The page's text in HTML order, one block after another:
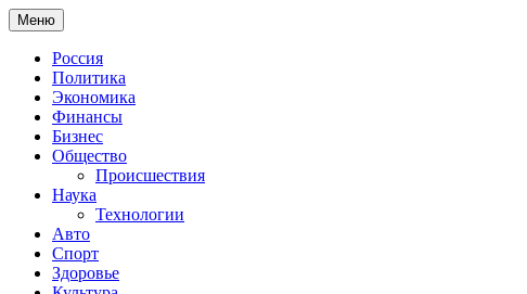
Меню
Россия
Политика
Экономика
Финансы
Бизнес
Общество
Происшествия
Наука
Технологии
Авто
Спорт
Здоровье